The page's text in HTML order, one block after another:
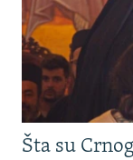
Šta su